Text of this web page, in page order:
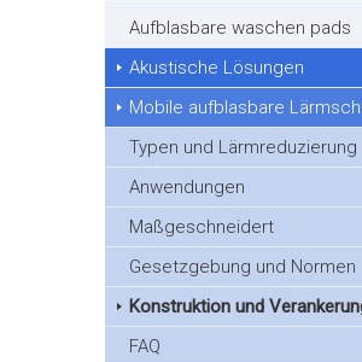
Aufblasbare waschen pads
Akustische Lösungen
Mobile aufblasbare
Typen und Lärmreduzierung
Anwendungen
Maßgeschneidert
Gesetzgebung und Normen
Konstruktion und
FAQ